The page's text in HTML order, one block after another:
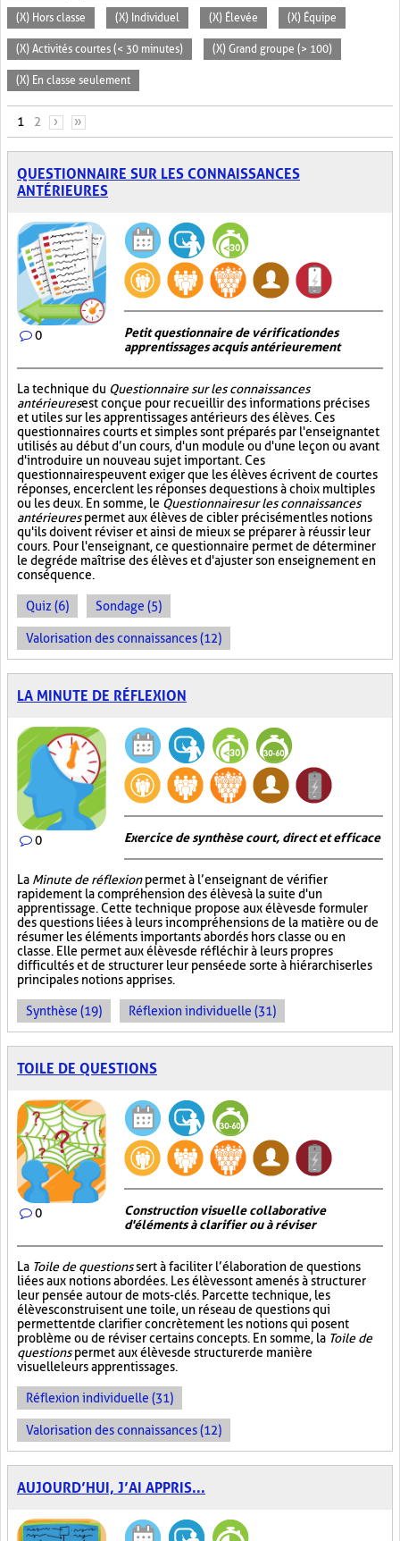
(X) Hors classe (X) Individuel (X) Élevée (X) Équipe
(X) Activités courtes (< 30 minutes) (X) Grand groupe (> 100)
(X) En classe seulement
PAGES
1 2 › »
QUESTIONNAIRE SUR LES CONNAISSANCES
ANTÉRIEURES
0
Petit questionnaire de vérification des
apprentissages acquis antérieurement
La technique du Questionnaire sur les connaissances
antérieuresest conçue pour recueillir des informations précises
et utiles sur les apprentissages antérieurs des élèves. Ces
questionnaires courts et simples sont préparés par l'enseignant et
utilisés au début d’un cours, d'un module ou d'une leçon ou avant
d'introduire un nouveau sujet important. Ces
questionnaires peuvent exiger que les élèves écrivent de courtes
réponses, encerclent les réponses de questions à choix multiples
ou les deux. En somme, le Questionnaire sur les connaissances
antérieurespermet aux élèves de cibler précisément les notions
qu'ils doivent réviser et ainsi de mieux se préparer à réussir leur
cours. Pour l'enseignant, ce questionnaire permet de déterminer
le degré de maîtrise des élèves et d'ajuster son enseignement en
conséquence.
Quiz (6) Sondage (5)
Valorisation des connaissances (12)
LA MINUTE DE RÉFLEXION
0 Exercice de synthèse court, direct et efficace
La Minute de réflexionpermet à l’enseignant de vérifier
rapidement la compréhension des élèves à la suite d'un
apprentissage. Cette technique propose aux élèves de formuler
des questions liées à leurs incompréhensions de la matière ou de
résumer les éléments importants abordés hors classe ou en
classe. Elle permet aux élèves de réfléchir à leurs propres
difficultés et de structurer leur pensée de sorte à hiérarchiser les
principales notions apprises.
Synthèse (19) Réflexion individuelle (31)
TOILE DE QUESTIONS
0
Construction visuelle collaborative
d'éléments à clarifier ou à réviser
La Toile de questionssert à faciliter l’élaboration de questions
liées aux notions abordées. Les élèves sont amenés à structurer
leur pensée autour de mots-clés. Par cette technique, les
élèves construisent une toile, un réseau de questions qui
permettent de clarifier concrètement les notions qui posent
problème ou de réviser certains concepts. En somme, la Toile de
questionspermet aux élèves de structurer de manière
visuelle leurs apprentissages.
Réflexion individuelle (31)
Valorisation des connaissances (12)
AUJOURD’HUI, J’AI APPRIS...